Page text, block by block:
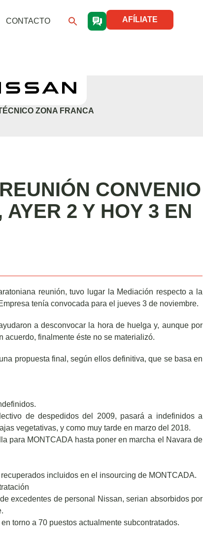
CONTACTO AFÍLIATE
ZONA FRANCA
CONVENIO
2 Y HOY 3 EN
reunión, tuvo lugar la Mediación respecto a la
tenía convocada para el jueves 3 de noviembre.
a desconvocar la hora de huelga y, aunque por
acuerdo, finalmente éste no se materializó.
propuesta final, según ellos definitiva, que se basa en
de despedidos del 2009, pasará a indefinidos a
vegetativas, y como muy tarde en marzo del 2018.
para MONTCADA hasta poner en marcha el Navara de
incluidos en el insourcing de MONTCADA.
excedentes de personal Nissan, serian absorbidos por
torno a 70 puestos actualmente subcontratados.